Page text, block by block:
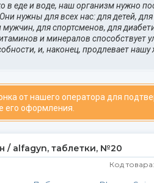
в еде и воде, наш организм нужно
нужны для всех нас: для детей, для
для спортсменов, для
и минералов способствует
и, наконец, продлевает нашу
от нашего оператора для
его оформления.
/ alfagyn, таблетки, №20
Код товара: